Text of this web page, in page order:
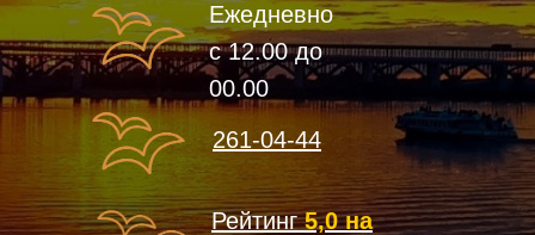
Ежедневно
с 12.00 до
00.00
261-04-44
Рейтинг5,0 на